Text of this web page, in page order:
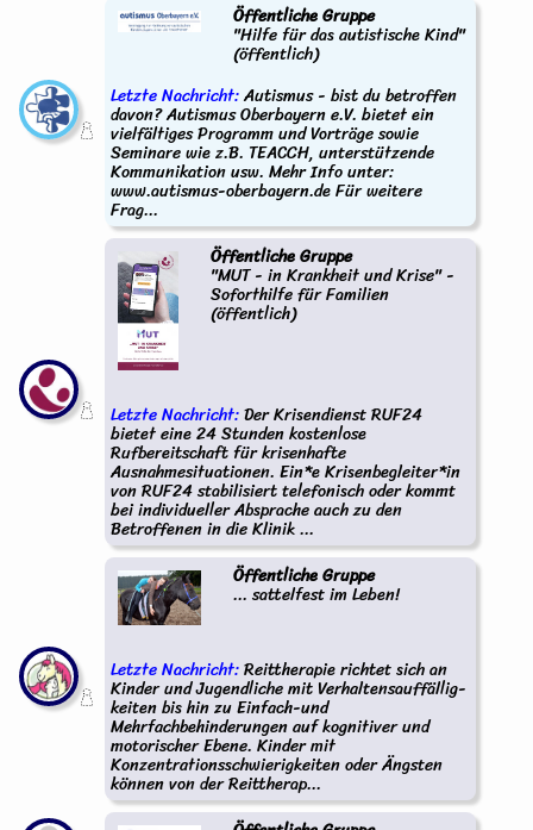
Öffentliche Gruppe
"Hilfe für das autistische Kind"
(öffentlich)
Letzte Nachricht:Autismus - bist du betroffen
davon? Autismus Oberbayern e.V. bietet ein
vielfältiges Programm und Vorträge sowie
Seminare wie z.B. TEACCH, unterstützende
Kommunikation usw. Mehr Info unter:
www.autismus-oberbayern.de Für weitere
Frag...
Öffentliche Gruppe
"MUT - in Krankheit und Krise" -
Soforthilfe für Familien
(öffentlich)
Letzte Nachricht:Der Krisendienst RUF24
bietet eine 24 Stunden kostenlose
Rufbereitschaft für krisenhafte
Ausnahmesituationen. Ein*e Krisenbegleiter*in
von RUF24 stabilisiert telefonisch oder kommt
bei individueller Absprache auch zu den
Betroffenen in die Klinik ...
Öffentliche Gruppe
... sattelfest im Leben!
Letzte Nachricht:Reittherapie richtet sich an
Kinder und Jugendliche mit Verhaltensauffällig-
keiten bis hin zu Einfach-und
Mehrfachbehinderungen auf kognitiver und
motorischer Ebene. Kinder mit
Konzentrationsschwierigkeiten oder Ängsten
können von der Reittherap...